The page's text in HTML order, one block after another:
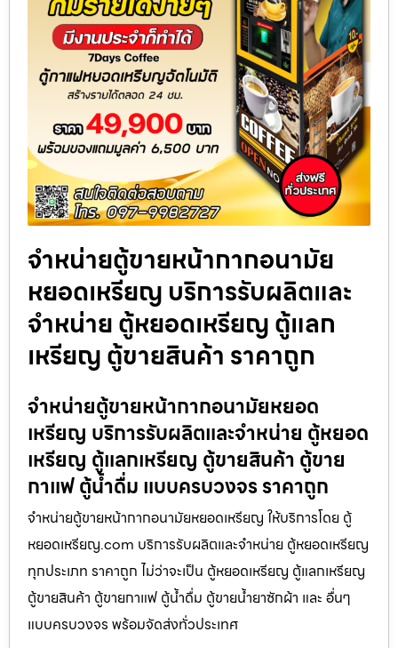
จำหน่ายตู้ขายหน้ากากอนามัย
หยอดเหรียญ​​ บริการรับผลิตและ
จำหน่าย ตู้หยอดเหรียญ ตู้แลก
เหรียญ ตู้ขายสินค้า ราคาถูก
จำหน่ายตู้ขายหน้ากากอนามัยหยอด
เหรียญ​​ บริการรับผลิตและจำหน่าย ตู้หยอด
เหรียญ ตู้แลกเหรียญ ตู้ขายสินค้า ตู้ขาย
กาแฟ ตู้น้ำดื่ม แบบครบวงจร ราคาถูก
จำหน่ายตู้ขายหน้ากากอนามัยหยอดเหรียญ​​ ให้บริการโดย ตู้
หยอดเหรียญ.com บริการรับผลิตและจำหน่าย ตู้หยอดเหรียญ
ทุกประเภท ราคาถูก ไม่ว่าจะเป็น ตู้หยอดเหรียญ ตู้แลกเหรียญ
ตู้ขายสินค้า ตู้ขายกาแฟ ตู้น้ำดื่ม ตู้ขายน้ำยาซักผ้า และ อื่นๆ
แบบครบวงจร พร้อมจัดส่งทั่วประเทศ